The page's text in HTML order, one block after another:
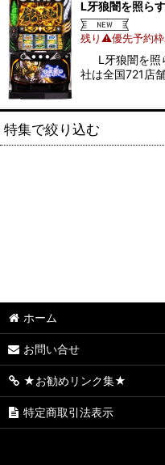
並び順:
L牙狼闇を照ら
残り⚠優先予約
L牙狼闇を
社は全国721店
特集で絞り込む
S.オーイズミ系 (オーイズミラ
ワン・高砂)
S.七匠系 (スパイキー・親日
エフ)
ホーム
お問い合せ
★お勧めリンク集★
特定商取引法表示